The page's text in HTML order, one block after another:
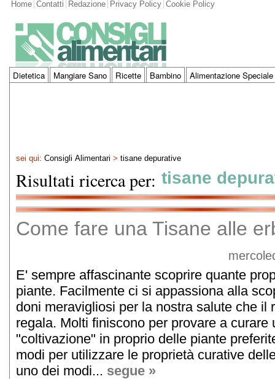
Home Contatti Redazione Privacy Policy Cookie Policy
Dietetica Mangiare Sano Ricette Bambino Alimentazione Speciale
sei qui: Consigli Alimentari > tisane depurative
Risultati ricerca per: tisane
Come fare una Tisane alle
E' sempre affascinante scoprire quante
piante. Facilmente ci si appassiona alla
doni meravigliosi per la nostra salute che il
regala. Molti finiscono per provare a curare
"coltivazione" in proprio delle piante
modi per utilizzare le proprietà curative
uno dei modi... segue »